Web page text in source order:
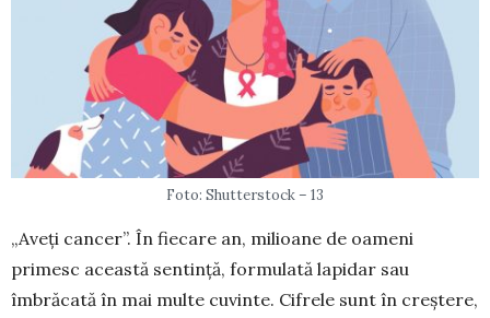
Foto: Shutterstock – 13
„Aveți cancer”. În fiecare an, milioane de oa­meni
primesc această sentință, formulată lapidar sau
îmbrăcată în mai multe cuvinte. Cifrele sunt în creștere,